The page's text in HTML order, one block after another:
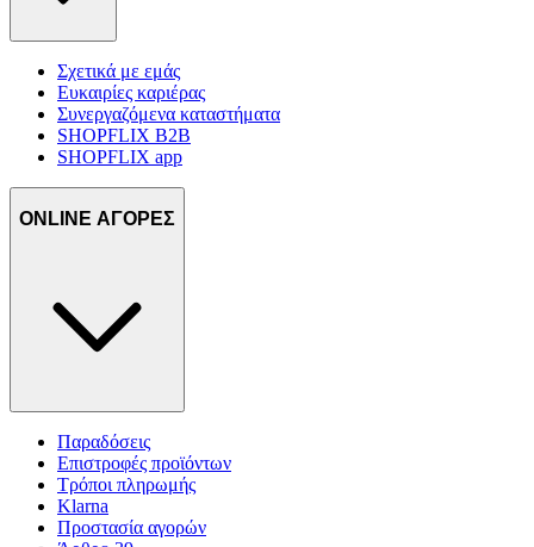
Σχετικά με εμάς
Ευκαιρίες καριέρας
Συνεργαζόμενα καταστήματα
SHOPFLIX B2B
SHOPFLIX app
ONLINE ΑΓΟΡΕΣ
Παραδόσεις
Επιστροφές προϊόντων
Τρόποι πληρωμής
Klarna
Προστασία αγορών